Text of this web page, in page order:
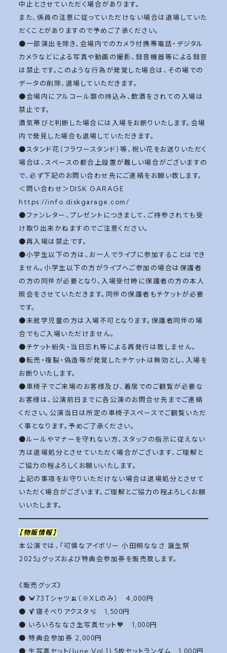
中止とさせていただく場合があります。
また、係員の注意に従っていただけない場合は退場していた
だくことがありますので予めご了承ください。
●一部演出を除き、会場内でのカメラ付携帯電話・デジタル
カメラなどによる写真や動画の撮影、録音機器等による録音
は禁止です。このような行為が発覚した場合は、その場での
データの削除、退場していただきます。
●会場内にアルコール類の持込み、飲酒をされての入場は
禁止です。
酒気帯びと判断した場合には入場をお断りいたします。会場
内で発見した場合も退場していただきます。
●スタンド花（フラワースタンド）等、祝い花をお送りいただく
場合は、スペースの都合上設置が難しい場合がございますの
で、必ず下記のお問い合わせ先にご連絡をお願い致します。
＜問い合わせ＞DISK GARAGE
https://info.diskgarage.com/
●ファンレター、プレゼントにつきまして、ご持参されても受
け取り出来かねますのでご注意ください。
●再入場は禁止です。
●小学生以下の方は、お一人でライブに参加することはでき
ません。小学生以下の方がライブへご参加の場合は保護者
の方の同伴が必要となり、入場受付時に保護者の方の本人
照会をさせていただきます。同伴の保護者もチケットが必要
です。
●未就学児童の方は入場不可となります。保護者同伴の場
合でもご入場いただけません。
●チケット紛失・当日忘れ等による再発行は致しません。
●転売・複製・偽造等が発覚したチケットは無効とし、入場を
お断りいたします。
●車椅子でご来場のお客様及び、着席でのご観覧が必要な
お客様は、公演前日までに各公演のお問合せ先までご連絡
ください。公演当日は所定の車椅子スペースでご観覧いただ
く事となります。予めご了承ください。
●ルールやマナーを守れない方、スタッフの指示に従えない
方は退場処分とさせていただく場合がございます、ご理解と
ご協力の程よろしくお願いいたします。
上記の事項をお守りいただけない場合は退場処分とさせて
いただく場合がございます。ご理解とご協力の程よろしくお願
いいたします。
【物販情報】
本公演では、『可憐なアイボリー 小田桐ななさ 誕生祭
2025』グッズおよび特典会参加券を販売致します。
《販売グッズ》
● 🦀73Tシャツ🍌（※XLのみ） 4,000円
● 🍹寝そべりアクスタ🫧 1,500円
● いろいろななさ生写真セット🧡 1,000円
● 特典会参加券 2,000円
● 生写真セット(June Vol.1) 5枚セットランダム 1,000円